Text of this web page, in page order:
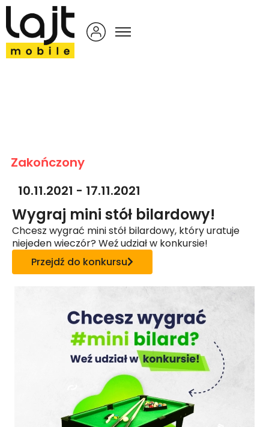
Zakończony
10.11.2021 - 17.11.2021
Wygraj mini stół bilardowy!
Chcesz wygrać mini stół bilardowy, który uratuje
niejeden wieczór? Weź udział w konkursie!
Przejdź do konkursu